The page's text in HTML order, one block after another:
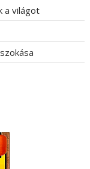
a világot